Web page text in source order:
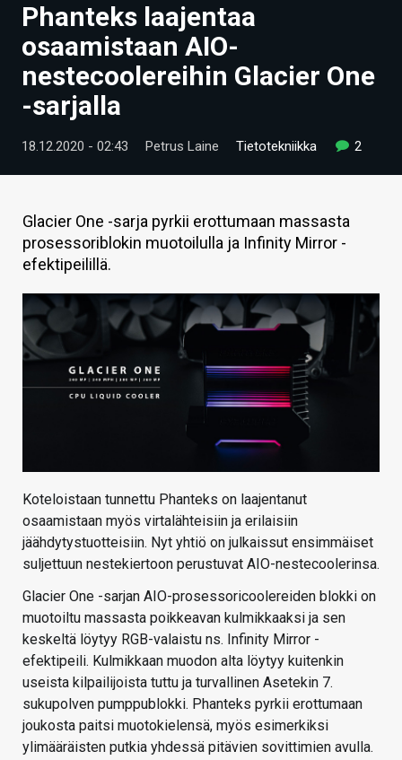
UUTISET
ARTIKKELIT
VIDEOT
TECHBBS
HINTA.FI
KAUPPA
VAIHDA TEEMA
HAKU
Phanteks laajentaa
osaamistaan AIO-
nestecoolereihin Glacier One
-sarjalla
18.12.2020 - 02:43 Petrus Laine Tietotekniikka 2
Glacier One -sarja pyrkii erottumaan massasta
prosessoriblokin muotoilulla ja Infinity Mirror -
efektipeilillä.
Koteloistaan tunnettu Phanteks on laajentanut
osaamistaan myös virtalähteisiin ja erilaisiin
jäähdytystuotteisiin. Nyt yhtiö on julkaissut ensimmäiset
suljettuun nestekiertoon perustuvat AIO-nestecoolerinsa.
Glacier One -sarjan AIO-prosessoricoolereiden blokki on
muotoiltu massasta poikkeavan kulmikkaaksi ja sen
keskeltä löytyy RGB-valaistu ns. Infinity Mirror -
efektipeili. Kulmikkaan muodon alta löytyy kuitenkin
useista kilpailijoista tuttu ja turvallinen Asetekin 7.
sukupolven pumppublokki. Phanteks pyrkii erottumaan
joukosta paitsi muotokielensä, myös esimerkiksi
ylimääräisten putkia yhdessä pitävien sovittimien avulla.